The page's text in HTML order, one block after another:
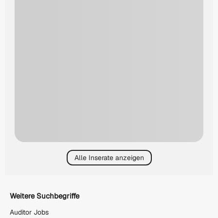
Alle Inserate anzeigen
Weitere Suchbegriffe
Auditor Jobs